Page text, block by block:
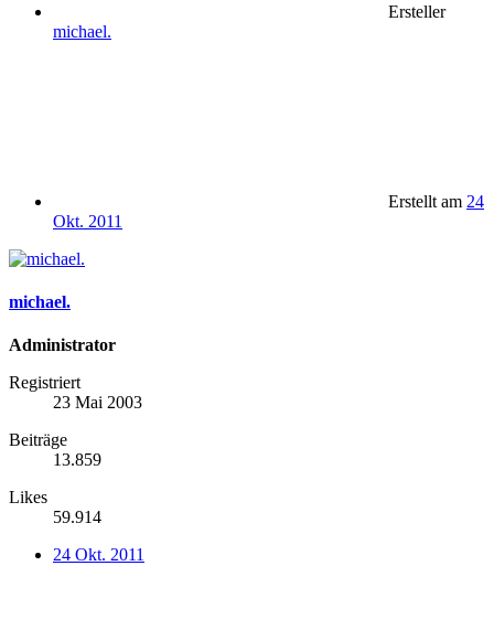
Ersteller
michael.
Erstellt am 24
Okt. 2011
michael.
Administrator
Registriert
23 Mai 2003
Beiträge
13.859
Likes
59.914
24 Okt. 2011